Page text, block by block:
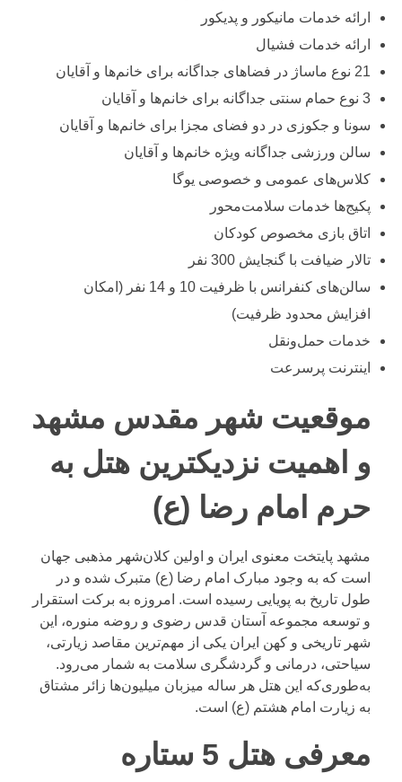
ارائه خدمات مانیکور و پدیکور
ارائه خدمات فشیال
21 نوع ماساژ در فضاهای جداگانه برای خانم‌ها و آقایان
3 نوع حمام سنتی جداگانه برای خانم‌ها و آقایان
سونا و جکوزی در دو فضای مجزا برای خانم‌ها و آقایان
سالن ورزشی جداگانه ویژه خانم‌ها و آقایان
کلاس‌های عمومی و خصوصی یوگا
پکیج‌ها خدمات سلامت‌محور
اتاق بازی مخصوص کودکان
تالار ضیافت با گنجایش 300 نفر
سالن‌های کنفرانس با ظرفیت 10 و 14 نفر (امکان
افزایش محدود ظرفیت)
خدمات حمل‌ونقل
اینترنت پرسرعت
موقعیت شهر مقدس مشهد
و اهمیت نزدیکترین هتل به
حرم امام رضا (ع)
مشهد پایتخت معنوی ایران و اولین کلان‌شهر مذهبی جهان
است که به وجود مبارک امام رضا (ع) متبرک شده و در
طول تاریخ به پویایی رسیده است. امروزه به برکت استقرار
و توسعه مجموعه آستان قدس رضوی و روضه منوره، این
شهر تاریخی و کهن ایران یکی از مهم‌ترین مقاصد زیارتی،
سیاحتی، درمانی و گردشگری سلامت به شمار می‌رود.
به‌طوری‌که این هتل هر ساله میزبان میلیون‌ها زائر مشتاق
به زیارت امام هشتم (ع) است.
معرفی هتل 5 ستاره